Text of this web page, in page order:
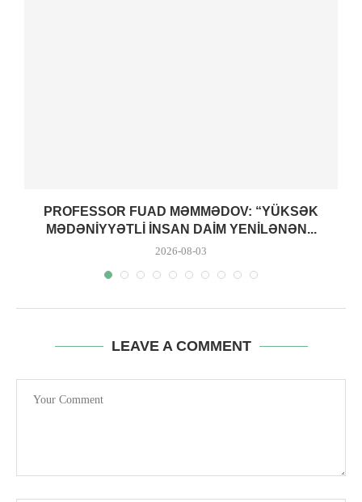
PROFESSOR FUAD MƏMMƏDOV: “YÜKSƏK
MƏDƏNIYYƏTLI INSAN DAIM YENILƏNƏN...
2026-08-03
LEAVE A COMMENT